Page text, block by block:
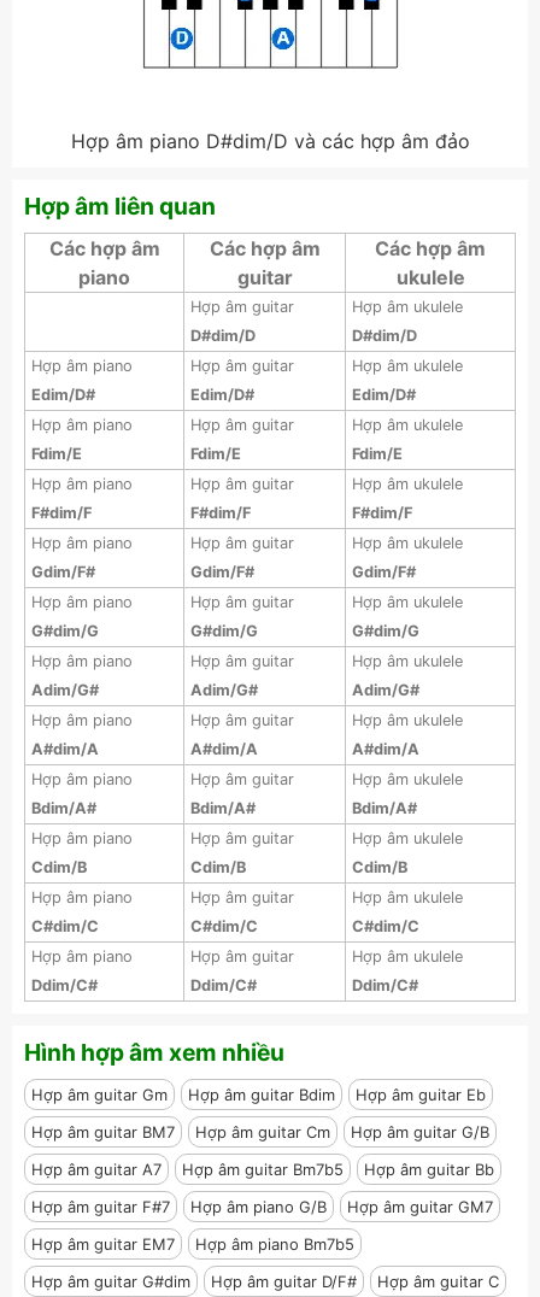
Hợp âm piano D#dim/D và các hợp âm đảo
Hợp âm liên quan
Các hợp âm
piano
Các hợp âm
guitar
Các hợp âm
ukulele
Hợp âm guitar
D#dim/D
Hợp âm ukulele
D#dim/D
Hợp âm piano
Edim/D#
Hợp âm guitar
Edim/D#
Hợp âm ukulele
Edim/D#
Hợp âm piano
Fdim/E
Hợp âm guitar
Fdim/E
Hợp âm ukulele
Fdim/E
Hợp âm piano
F#dim/F
Hợp âm guitar
F#dim/F
Hợp âm ukulele
F#dim/F
Hợp âm piano
Gdim/F#
Hợp âm guitar
Gdim/F#
Hợp âm ukulele
Gdim/F#
Hợp âm piano
G#dim/G
Hợp âm guitar
G#dim/G
Hợp âm ukulele
G#dim/G
Hợp âm piano
Adim/G#
Hợp âm guitar
Adim/G#
Hợp âm ukulele
Adim/G#
Hợp âm piano
A#dim/A
Hợp âm guitar
A#dim/A
Hợp âm ukulele
A#dim/A
Hợp âm piano
Bdim/A#
Hợp âm guitar
Bdim/A#
Hợp âm ukulele
Bdim/A#
Hợp âm piano
Cdim/B
Hợp âm guitar
Cdim/B
Hợp âm ukulele
Cdim/B
Hợp âm piano
C#dim/C
Hợp âm guitar
C#dim/C
Hợp âm ukulele
C#dim/C
Hợp âm piano
Ddim/C#
Hợp âm guitar
Ddim/C#
Hợp âm ukulele
Ddim/C#
Hình hợp âm xem nhiều
Hợp âm guitar Gm Hợp âm guitar Bdim
Hợp âm guitar Eb
Hợp âm guitar BM7
Hợp âm guitar Cm
Hợp âm guitar G/B
Hợp âm guitar A7
Hợp âm guitar Bm7b5
Hợp âm guitar Bb
Hợp âm guitar F#7
Hợp âm piano G/B
Hợp âm guitar GM7
Hợp âm guitar EM7
Hợp âm piano Bm7b5
Hợp âm guitar G#dim
Hợp âm guitar D/F# Hợp âm guitar C